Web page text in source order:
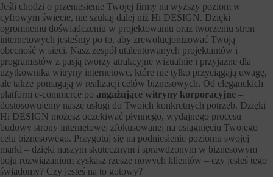
Jeśli chodzi o przeniesienie Twojej firmy na wyższy poziom w
cyfrowym świecie, nie szukaj dalej niż Hi DESIGN. Dzięki
ogromnemu doświadczeniu w projektowaniu oraz tworzeniu stron
internetowych jesteśmy po to, aby zrewolucjonizować Twoją
obecność w sieci. Nasz zespół utalentowanych projektantów i
programistów z pasją tworzy atrakcyjne wizualnie i przyjazne dla
użytkownika witryny internetowe, które nie tylko przyciągają uwagę,
ale także pomagają w realizacji celów biznesowych. Od eleganckich
platform e-commerce po angażujące witryny korporacyjne –
dostosowujemy nasze usługi do Twoich konkretnych potrzeb. Dzięki
Hi DESIGN możesz oczekiwać płynnego, wydajnego procesu
budowy strony internetowej zfokusowanej na osiągnięciu Twojego
celu biznesowego. Przygotuj się na podniesienie poziomu swojej
marki – dzięki naszym skutecznym i sprawdzonym w biznesowym
boju rozwiązaniom zyskasz rzesze nowych klientów – czy jesteś tego
świadomy? Czy jesteś na to gotowy?